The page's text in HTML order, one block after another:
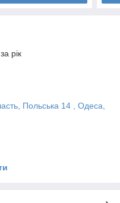
рік
Польська 14 , Одеса,